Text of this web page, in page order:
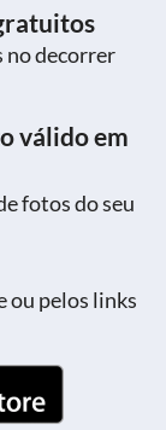
no decorrer
válido em
fotos do seu
ou pelos links